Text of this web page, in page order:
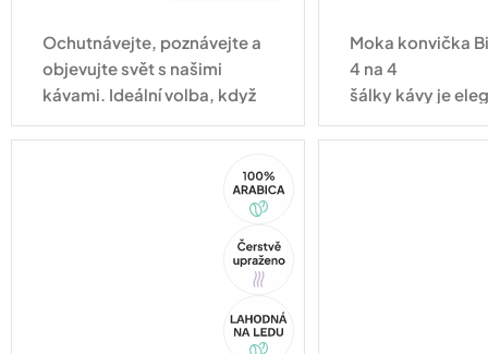
Ochutnávejte, poznávejte a
objevujte svět s našimi
kávami. Ideální volba, když
se nemůžete rozhodnout!
Moka konvička
4 na 4
šálky kávy je
tradičním
a v hliníkovém
Tip
Arabica